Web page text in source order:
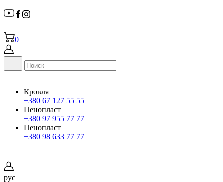
0
Кровля
+380 67 127 55 55
Пенопласт
+380 97 955 77 77
Пенопласт
+380 98 633 77 77
рус